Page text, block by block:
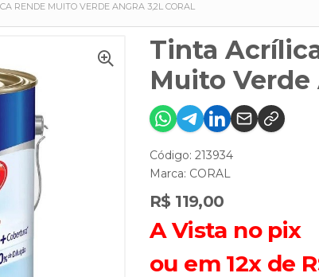
RENDE MUITO VERDE ANGRA 3,2L CORAL
Tinta
Muito Verde
Código: 213934
Marca: CORAL
R$ 119,00
A Vista no pix
ou em 12x de